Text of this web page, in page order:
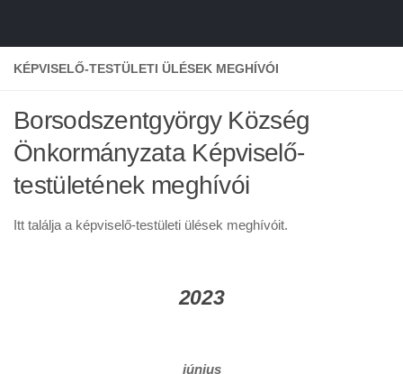
KÉPVISELŐ-TESTÜLETI ÜLÉSEK MEGHÍVÓI
Borsodszentgyörgy Község
Önkormányzata Képviselő-
testületének meghívói
Itt találja a képviselő-testületi ülések meghívóit.
2023
június